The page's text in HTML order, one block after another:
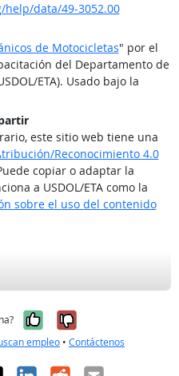
data/49-3052.00
de Motocicletas" por el
del Departamento de
ETA). Usado bajo la
este sitio web tiene una
Reconocimiento 4.0
copiar o adaptar la
a USDOL/ETA como la
sobre el uso del contenido
Sí, fue útil
No, no fue
empleo • Contáctenos